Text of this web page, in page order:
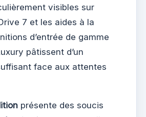
visibles sur
7 et les aides à la
d’entrée de gamme
pâtissent d’un
face aux attentes
présente des soucis